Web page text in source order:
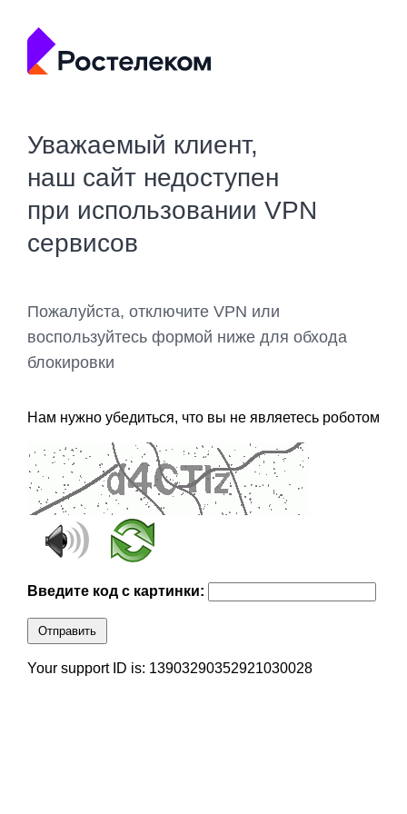
Уважаемый клиент,
наш сайт недоступен
при использовании VPN
сервисов
Пожалуйста, отключите VPN или
воспользуйтесь формой ниже для обхода
блокировки
Нам нужно убедиться, что вы не являетесь роботом
Введите код с картинки:
Отправить
Your support ID is: 13903290352921030028